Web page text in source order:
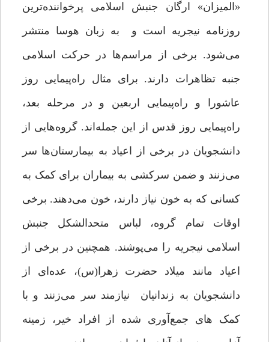
«المیزان» ارگان جنبش اسلامی پرخواننده‌ترین
روزنامه نیجریه است و به زبان هوسا منتشر
می‌شود. برخی از مراسم‌ها در حرکت اسلامی
جنبه تظاهرات دارند. برای‌ مثال راه‌پیمایی روز
عاشورا و راه‌پیمایی اربعین و در مرحله بعد،
راه‌پیمایی روز قدس از این جمله‌اند. گروه‌هایی از
دانشجویان در برخی از اعیاد به بیمارستان‌ها سر
می‌زنند‌ و ضمن‌ سرکشی‌ به بیماران برای کمک به
کسانی‌ که‌ به خون نیاز دارند، خون می‌دهند. برخی
اوقات تمام گروه، لباس متحدالشکل جنبش
اسلامی نیجریه را‌ می‌پوشند‌. همچنین‌ در برخی از
اعیاد مانند میلاد حضرت زهرا(س)، عده‌ای از
دانشجویان به‌ زندانیان‌ نیازمند‌ سر می‌زنند و با
کمک ‌های جمع‌آوری شده از افراد خیر، زمینه